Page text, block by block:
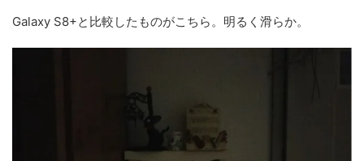
Galaxy S8+と比較したものがこちら。明るく滑らか。